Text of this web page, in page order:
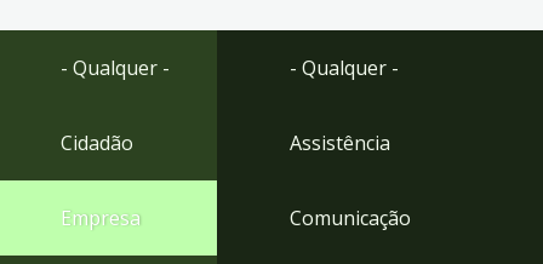
Ir
- Qualquer -
Cidadão
Empresa
- Qualquer -
Assistência
Comunicação